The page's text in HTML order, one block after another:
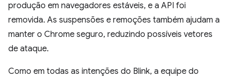
produção em navegadores estáveis, e a API foi
removida. As suspensões e remoções também ajudam a
manter o Chrome seguro, reduzindo possíveis vetores
de ataque.
Como em todas as intenções do Blink, a equipe do